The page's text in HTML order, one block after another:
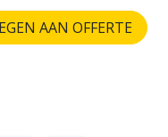
AAN OFFERTE